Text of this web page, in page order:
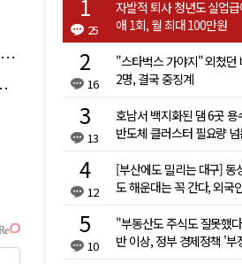
25
자발적 퇴사 청년도 실업
애 1회, 월 최대 100만원
16
"스타벅스 가야지" 외쳤던
2명, 결국 중징계
13
호남서 백지화된 댐 6곳
반도체 클러스터 필요량
12
[부산에도 밀리는 대구] 동
도 해운대는 꼭 간다, 외국
10
"부동산도 주식도 잘못했
반 이상, 정부 경제정책 '부